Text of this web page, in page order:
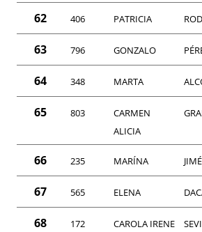
62 406 PATRICIA
63 796 GONZALO
64 348 MARTA
65 803
CARMEN
ALICIA
66 235 MARÍNA
67 565 ELENA
68 172 CAROLA IRENE